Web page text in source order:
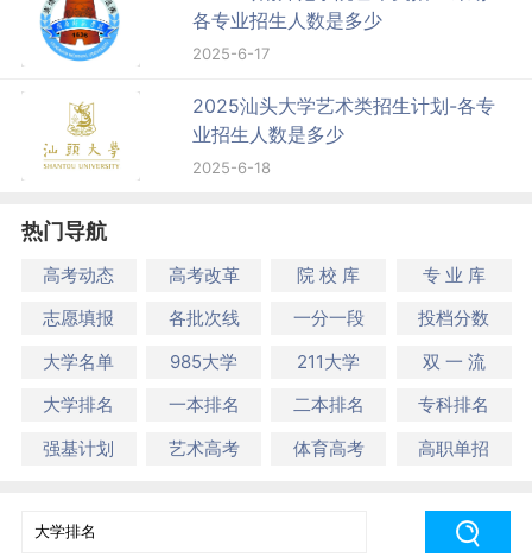
各专业招生人数是多少
2025-6-17
2025汕头大学艺术类招生计划-各专
业招生人数是多少
2025-6-18
热门导航
高考动态 高考改革 院 校 库
专 业 库
志愿填报
各批次线 一分一段
投档分数
大学名单
985大学 211大学
双 一 流
大学排名
一本排名 二本排名
专科排名
强基计划
艺术高考 体育高考 高职单招